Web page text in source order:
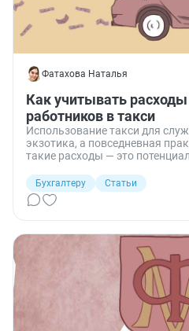
Фатахова Наталья
Как учитывать
работников в такси
Использование такси для
экзотика, а повседневная
такие расходы — это
оплату поездок работников на
при разъездном характере
поездок.
Бухгалтеру
Статьи